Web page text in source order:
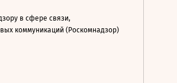
в сфере связи,
коммуникаций (Роскомнадзор)